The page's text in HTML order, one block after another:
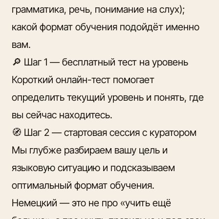
грамматика, речь, понимание на слух);
какой формат обучения подойдёт именно
вам.
🔎 Шаг 1 — бесплатный тест на уровень
Короткий онлайн-тест помогает
определить текущий уровень и понять, где
вы сейчас находитесь.
🧭 Шаг 2 — стартовая сессия с куратором
Мы глубже разбираем вашу цель и
языковую ситуацию и подсказываем
оптимальный формат обучения.
Немецкий — это не про «учить ещё